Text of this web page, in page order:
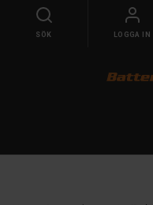
SÖK LOGGA IN